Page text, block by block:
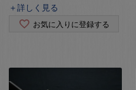
＋詳しく見る
お気に入りに登録する